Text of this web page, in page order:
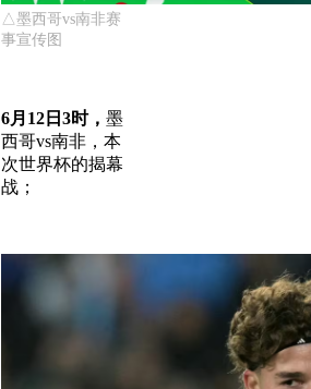
△墨西哥vs南非赛
事宣传图
6月12日3时， 墨
西哥vs南非，本
次世界杯的揭幕
战；